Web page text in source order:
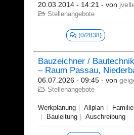
20.03.2014 - 14:21 - von
Stellenangebote
(0/2838)
Bauzeichner /
– Raum Passau,
06.07.2026 - 09:45 - von
Stellenangebote
Werkplanung Allplan
Bauleitung
Auschreibung